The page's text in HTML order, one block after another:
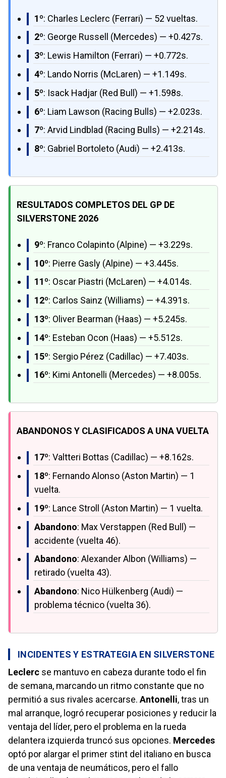
1º: Charles Leclerc (Ferrari) — 52 vueltas.
2º: George Russell (Mercedes) — +0.427s.
3º: Lewis Hamilton (Ferrari) — +0.772s.
4º: Lando Norris (McLaren) — +1.149s.
5º: Isack Hadjar (Red Bull) — +1.598s.
6º: Liam Lawson (Racing Bulls) — +2.023s.
7º: Arvid Lindblad (Racing Bulls) — +2.214s.
8º: Gabriel Bortoleto (Audi) — +2.413s.
RESULTADOS COMPLETOS DEL GP DE
SILVERSTONE 2026
9º: Franco Colapinto (Alpine) — +3.229s.
10º: Pierre Gasly (Alpine) — +3.445s.
11º: Oscar Piastri (McLaren) — +4.014s.
12º: Carlos Sainz (Williams) — +4.391s.
13º: Oliver Bearman (Haas) — +5.245s.
14º: Esteban Ocon (Haas) — +5.512s.
15º: Sergio Pérez (Cadillac) — +7.403s.
16º: Kimi Antonelli (Mercedes) — +8.005s.
ABANDONOS Y CLASIFICADOS A UNA VUELTA
17º: Valtteri Bottas (Cadillac) — +8.162s.
18º: Fernando Alonso (Aston Martin) — 1
vuelta.
19º: Lance Stroll (Aston Martin) — 1 vuelta.
Abandono: Max Verstappen (Red Bull) —
accidente (vuelta 46).
Abandono: Alexander Albon (Williams) —
retirado (vuelta 43).
Abandono: Nico Hülkenberg (Audi) —
problema técnico (vuelta 36).
INCIDENTES Y ESTRATEGIA EN SILVERSTONE
Leclerc se mantuvo en cabeza durante todo el fin
de semana, marcando un ritmo constante que no
permitió a sus rivales acercarse. Antonelli, tras un
mal arranque, logró recuperar posiciones y reducir la
ventaja del líder, pero el problema en la rueda
delantera izquierda truncó sus opciones. Mercedes
optó por alargar el primer stint del italiano en busca
de una ventaja de neumáticos, pero el fallo